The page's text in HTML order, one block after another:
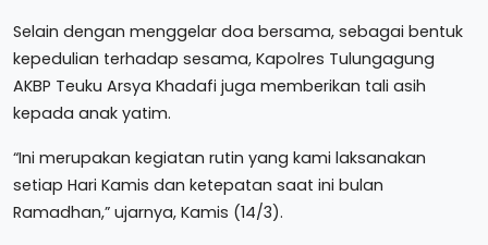
Selain dengan menggelar doa bersama, sebagai bentuk
kepedulian terhadap sesama, Kapolres Tulungagung
AKBP Teuku Arsya Khadafi juga memberikan tali asih
kepada anak yatim.
“Ini merupakan kegiatan rutin yang kami laksanakan
setiap Hari Kamis dan ketepatan saat ini bulan
Ramadhan,” ujarnya, Kamis (14/3).